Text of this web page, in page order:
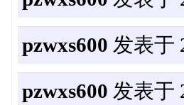
pzwxs600 发表于
pzwxs600 发表于